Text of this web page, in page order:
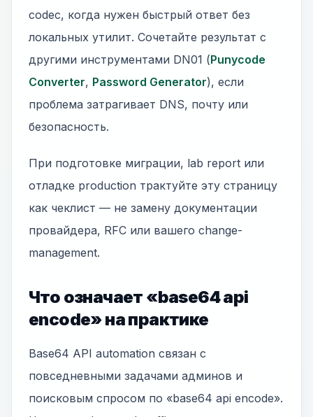
codec, когда нужен быстрый ответ без
локальных утилит. Сочетайте результат с
другими инструментами DN01 (Punycode
Converter, Password Generator), если
проблема затрагивает DNS, почту или
безопасность.
При подготовке миграции, lab report или
отладке production трактуйте эту страницу
как чеклист — не замену документации
провайдера, RFC или вашего change-
management.
Что означает «base64 api
encode» на практике
Base64 API automation связан с
повседневными задачами админов и
поисковым спросом по «base64 api encode».